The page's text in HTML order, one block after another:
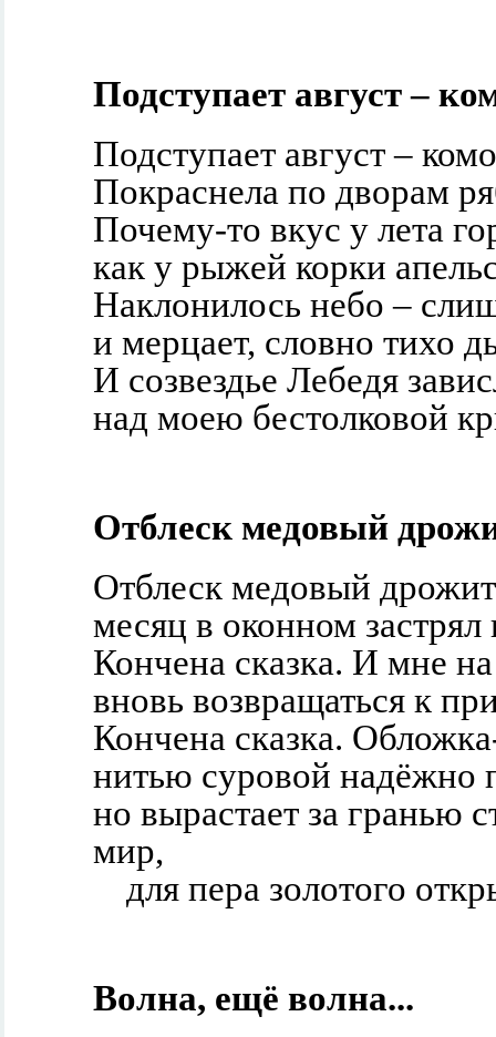
Подступает август –
Подступает август –
Покраснела по дворам
Почему-то вкус у лета
как у рыжей корки
Наклонилось небо –
и мерцает, словно тихо
И созвездье Лебедя
над моею бестолковой
Отблеск медовый
Отблеск медовый
месяц в оконном
Кончена сказка. И мне на
вновь возвращаться к
Кончена сказка.
нитью суровой надёжно
но вырастает за гранью
мир,
для пера золотого
Волна, ещё волна...